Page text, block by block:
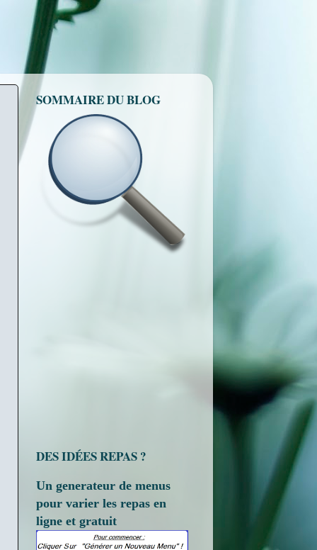
SOMMAIRE DU BLOG
DES IDÉES REPAS ?
Un generateur de menus
pour varier les repas en
ligne et gratuit